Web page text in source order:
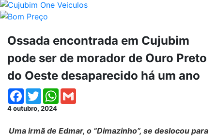
Ossada encontrada em Cujubim
pode ser de morador de Ouro Preto
do Oeste desaparecido há um ano
Facebook
TwitterWhatsApp
4 outubro, 2024
Uma irmã de Edmar, o “Dimazinho”, se deslocou para